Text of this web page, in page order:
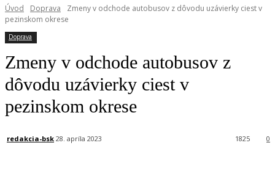
Úvod Doprava
Zmeny v odchode autobusov z dôvodu uzávierky ciest v
pezinskom okrese
Doprava
Zmeny v odchode autobusov z
dôvodu uzávierky ciest v
pezinskom okrese
redakcia-bsk 28. apríla 2023 0
1825